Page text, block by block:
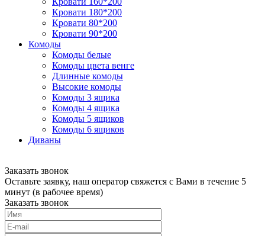
Кровати 180*200
Кровати 80*200
Кровати 90*200
Комоды
Комоды белые
Комоды цвета венге
Длинные комоды
Высокие комоды
Комоды 3 ящика
Комоды 4 ящика
Комоды 5 ящиков
Комоды 6 ящиков
Диваны
Заказать звонок
Оставьте заявку, наш оператор свяжется с Вами в течение 5
минут (в рабочее время)
Заказать звонок